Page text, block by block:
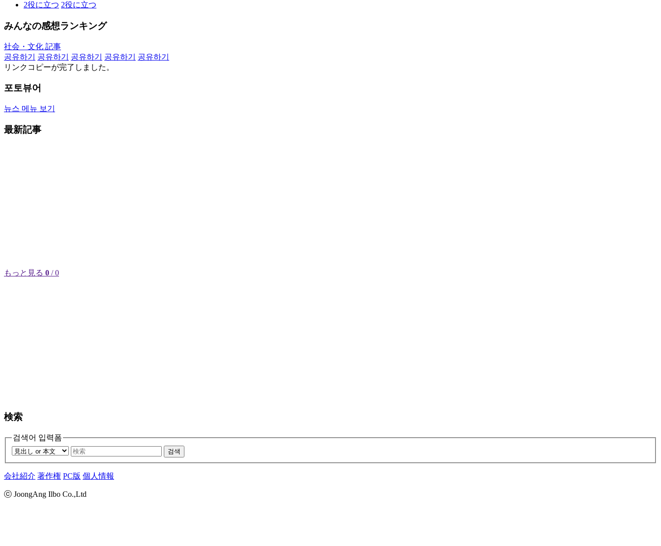
2役に立つ 2役に立つ
みんなの感想ランキング
社会・文化 記事
공유하기
공유하기 공유하기 공유하기
공유하기
リンクコピーが完了しました。
포토뷰어
뉴스 메뉴 보기
最新記事
もっと見る 0 / 0
検索
검색어 입력폼
검색
会社紹介 著作権 PC版 個人情報
ⓒ JoongAng Ilbo Co.,Ltd